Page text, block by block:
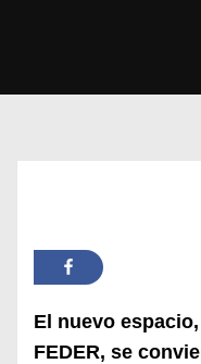
El nuevo
FEDER, se